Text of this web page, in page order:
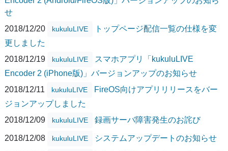
せ
2018/12/20
kukuluLIVE
トップページ配信一覧の仕様を変
更しました
2018/12/19
kukuluLIVE
スマホアプリ「kukuluLIVE
Encoder 2 (iPhone版)」バージョンアップのお知らせ
2018/12/11
kukuluLIVE
FireOS向けアプリリリースをバー
ジョンアップしました
2018/12/09
kukuluLIVE 録画サーバ障害発生のお詫び
2018/12/08 kukuluLIVE システムアップデートのお知らせ